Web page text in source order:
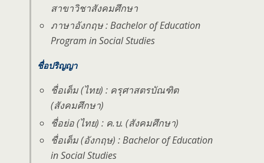
สาขาวิชาสังคมศึกษา
ภาษาอังกฤษ : Bachelor of Education
Program in Social Studies
ชื่อปริญญา
ชื่อเต็ม (ไทย) : ครุศาสตรบัณฑิต
(สังคมศึกษา)
ชื่อย่อ (ไทย) : ค.บ. (สังคมศึกษา)
ชื่อเต็ม (อังกฤษ) : Bachelor of Education
in Social Studies